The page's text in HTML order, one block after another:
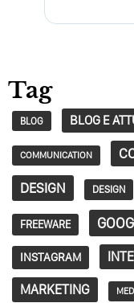
Tag
BLOG BLOG E
COMMUNICATION
DESIGN DESIGN
FREEWARE
INSTAGRAM
MARKETING